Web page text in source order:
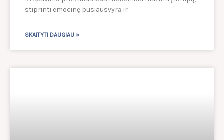
stiprinti emocinę pusiausvyrą ir
SKAITYTI DAUGIAU »